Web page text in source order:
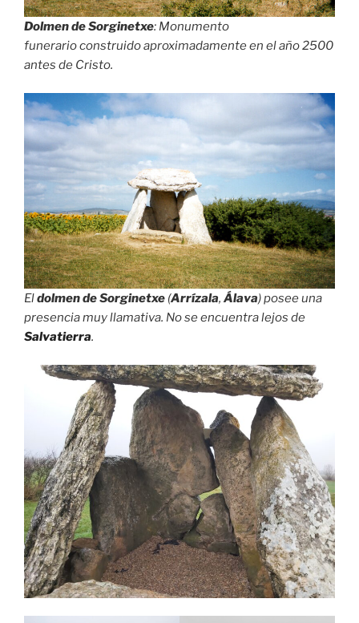
Dolmen de Sorginetxe: Monumento
funerario construido aproximadamente en el año 2500
antes de Cristo.
Eldolmen de Sorginetxe (Arrízala, Álava) posee una
presencia muy llamativa. No se encuentra lejos de
Salvatierra.